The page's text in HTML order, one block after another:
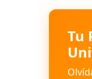
Tu